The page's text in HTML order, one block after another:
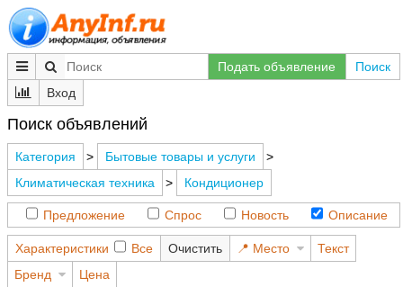
Подать объявление
Поиск
Вход
Поиск объявлений
Категория > Бытовые товары и услуги
>
Климатическая техника
> Кондиционер
Предложение Спрос Новость Описание
Характеристики Все Очистить Место
Текст
Бренд
Цена